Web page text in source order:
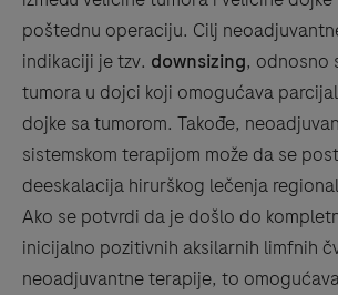
poštednu operaciju. Cilj
indikaciji je tzv. downsizing, odnosno
tumora u dojci koji omogućava
dojke sa tumorom. Takođe,
sistemskom terapijom može da se
deeskalacija hirurškog lečenja
Ako se potvrdi da je došlo do
inicijalno pozitivnih aksilarnih limfnih
neoadjuvantne terapije, to